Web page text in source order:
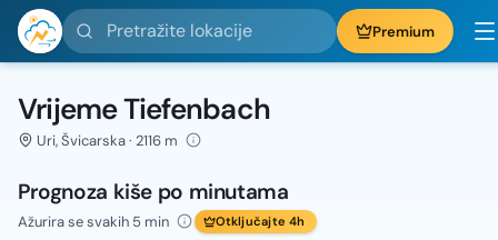
Pretražite lokacije Premium
Vrijeme Tiefenbach
Uri, Švicarska · 2116 m
Prognoza kiše po minutama
Ažurira se svakih 5 min Otključajte 4h